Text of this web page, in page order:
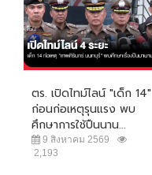
ตร. เปิดไทม์ไลน์ "เด็ก 14"
ก่อนก่อเหตุรุนแรง พบ
ศึกษาการใช้ปืนนาน...
9 สิงหาคม 2569
2,193